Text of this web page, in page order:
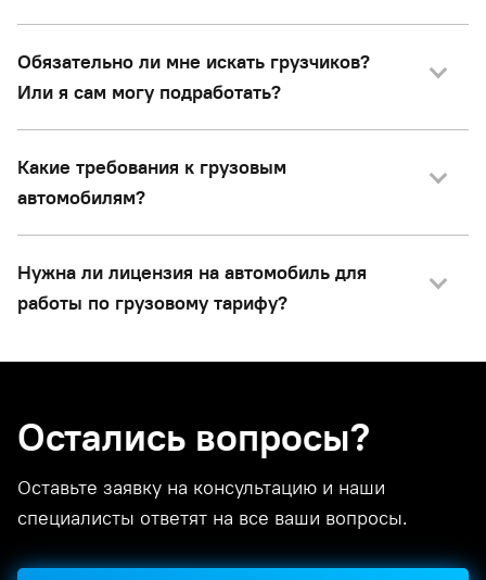
Обязательно ли мне искать грузчиков?
Или я сам могу подработать?
Какие требования к грузовым
автомобилям?
Нужна ли лицензия на автомобиль для
работы по грузовому тарифу?
Остались вопросы?
Оставьте заявку на консультацию и наши
специалисты ответят на все ваши вопросы.